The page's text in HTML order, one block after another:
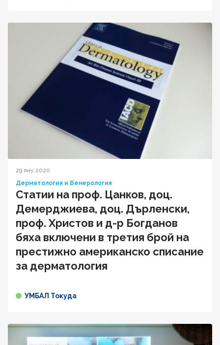
29 яну 2020
Дерматология и Венерология
Статии на проф. Цанков, доц.
Демерджиева, доц. Дърленски,
проф. Христов и д-р Богданов
бяха включени в третия брой на
престижно американско списание
за дерматология
УМБАЛ Токуда